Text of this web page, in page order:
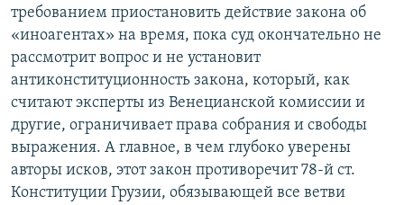
требованием приостановить действие закона об
«иноагентах» на время, пока суд окончательно не
рассмотрит вопрос и не установит
антиконституционность закона, который, как
считают эксперты из Венецианской комиссии и
другие, ограничивает права собрания и свободы
выражения. А главное, в чем глубоко уверены
авторы исков, этот закон противоречит 78-й ст.
Конституции Грузии, обязывающей все ветви